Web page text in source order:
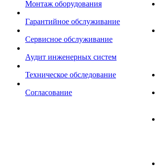
Монтаж оборудования
Гарантийное обслуживание
Сервисное обслуживание
Аудит инженерных систем
Техническое обследование
Согласование